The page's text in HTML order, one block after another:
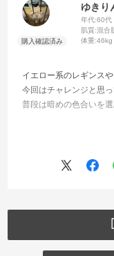
ゆきり
年代:60代
肌質:混合
体重:46kg
イエロー系のレギンス
今回はチャレンジと思
普段は暗めの色合いを
でもこのイエローの色
ヨガライフを楽しんでい
これを着る事で自然と